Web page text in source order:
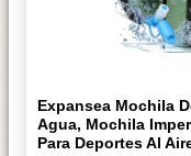
Expansea Mochila
Agua, Mochila
Para Deportes Al